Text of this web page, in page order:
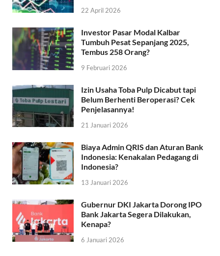
22 April 2026
Investor Pasar Modal Kalbar
Tumbuh Pesat Sepanjang 2025,
Tembus 258 Orang?
9 Februari 2026
Izin Usaha Toba Pulp Dicabut tapi
Belum Berhenti Beroperasi? Cek
Penjelasannya!
21 Januari 2026
Biaya Admin QRIS dan Aturan Bank
Indonesia: Kenakalan Pedagang di
Indonesia?
13 Januari 2026
Gubernur DKI Jakarta Dorong IPO
Bank Jakarta Segera Dilakukan,
Kenapa?
6 Januari 2026